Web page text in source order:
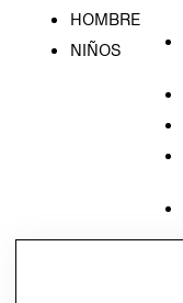
HOMBRE
NIÑOS